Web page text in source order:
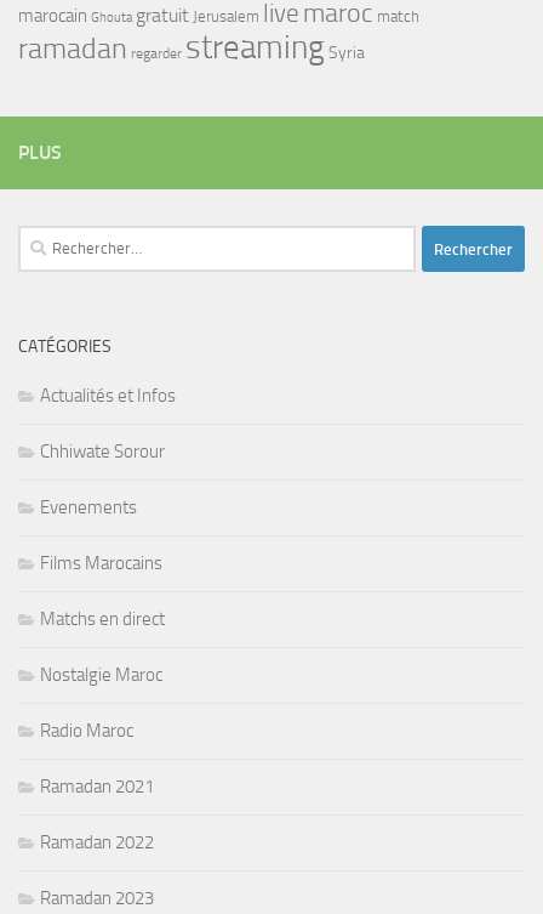
marocain Ghouta gratuit Jerusalem live maroc match
ramadan regarder streamingSyria
PLUS
Rechercher :
CATÉGORIES
Actualités et Infos
Chhiwate Sorour
Evenements
Films Marocains
Matchs en direct
Nostalgie Maroc
Radio Maroc
Ramadan 2021
Ramadan 2022
Ramadan 2023